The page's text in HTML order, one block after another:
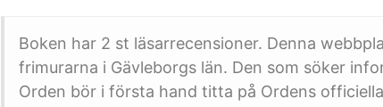
Boken har 2 st läsarrecensioner. Denna
frimurarna i Gävleborgs län. Den som söker
Orden bör i första hand titta på Ordens